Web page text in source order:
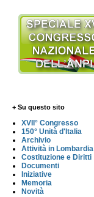
+ Su questo sito
XVII° Congresso
150° Unità d'Italia
Archivio
Attività in Lombardia
Costituzione e Diritti
Documenti
Iniziative
Memoria
Novità